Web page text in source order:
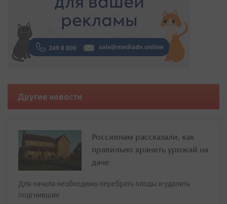
Другие новости
Россиянам рассказали, как
правильно хранить урожай на
даче
Для начала необходимо перебрать плоды и удалить
подгнившие